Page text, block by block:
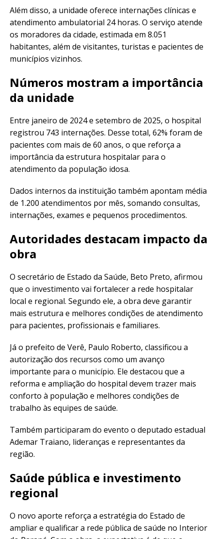
Além disso, a unidade oferece internações clínicas e
atendimento ambulatorial 24 horas. O serviço atende
os moradores da cidade, estimada em 8.051
habitantes, além de visitantes, turistas e pacientes de
municípios vizinhos.
Números mostram a importância
da unidade
Entre janeiro de 2024 e setembro de 2025, o hospital
registrou 743 internações. Desse total, 62% foram de
pacientes com mais de 60 anos, o que reforça a
importância da estrutura hospitalar para o
atendimento da população idosa.
Dados internos da instituição também apontam média
de 1.200 atendimentos por mês, somando consultas,
internações, exames e pequenos procedimentos.
Autoridades destacam impacto da
obra
O secretário de Estado da Saúde, Beto Preto, afirmou
que o investimento vai fortalecer a rede hospitalar
local e regional. Segundo ele, a obra deve garantir
mais estrutura e melhores condições de atendimento
para pacientes, profissionais e familiares.
Já o prefeito de Verê, Paulo Roberto, classificou a
autorização dos recursos como um avanço
importante para o município. Ele destacou que a
reforma e ampliação do hospital devem trazer mais
conforto à população e melhores condições de
trabalho às equipes de saúde.
Também participaram do evento o deputado estadual
Ademar Traiano, lideranças e representantes da
região.
Saúde pública e investimento
regional
O novo aporte reforça a estratégia do Estado de
ampliar e qualificar a rede pública de saúde no Interior